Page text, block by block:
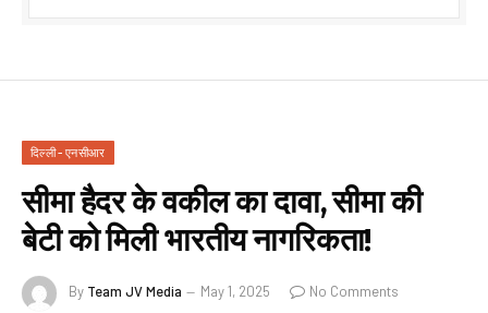
दिल्ली - एनसीआर
सीमा हैदर के वकील का दावा, सीमा की
बेटी को मिली भारतीय नागरिकता!
By Team JV Media May 1, 2025
No Comments